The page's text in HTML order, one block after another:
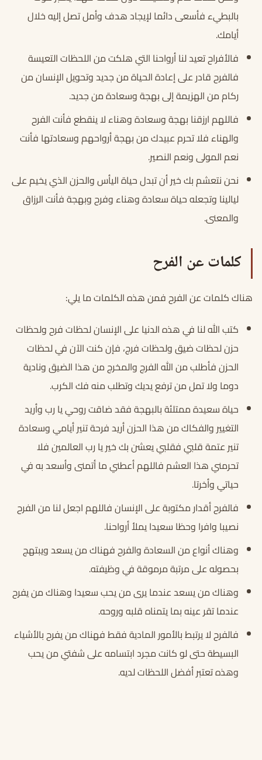
بالبطيء فأسعى دائما لإيجاد هدف وأمل تصل إليه خلال
أيامك.
فالأفراح تعيد لنا أرواحنا التي هلكت من اللحظات التعيسة
فالفرح قادر على إعادة الحياة من جديد وتحويل الإنسان من
ركام من الهزيمة إلى بهجة وسعادة من جديد.
فاللهم ارزقنا بهجة وسعادة وهناء لا ينقطع فأنت الفرح
والهناء فلا تحرم عبيدك من بهجة أرواحهم وسعادتها فأنت
نعم المولى ونعم النصير.
نحن نتعشم بك خير أن تبدل حياة اليأس والحزن الذي يخيم على
ليالينا وتجعله حياة سعادة وهناء وفرح وبهجة فأنت الرزاق
والمعنى.
كلمات عن الفرح
هناك كلمات عن الفرح فمن هذه الكلمات ما يلي:
كتب الله لنا في هذه الدنيا على الإنسان لحظات فرح ولحظات
حزن لحظات ضيق ولحظات فرج، فإن كنت الآن في لحظات
الحزن فأطلب من الله الفرج والمخرج من هذا الضيق ونادية
دوما ولا تمل من ترفع يديك وتطلب منه فك الكرب.
حياة سعيدة ممتلئة بالبهجة فقد ضاقت روحي يا رب وأريد
التغيير والفكاك من هذا الحزن أريد فرحة تنير أيامي وسعادة
تنير عتمة قلبي فقلبي يعشن بك خير يا رب العالمين فلا
تحرمني هذا العشم فاللهم أعطني ما أتمنى وأسعد به في
حياتي وأخرتا.
فالفرح أقدار مكتوبة على الإنسان فاللهم اجعل لنا من الفرح
نصيبا وافرا وحظا سعيدا يملأ أرواحنا.
وهناك أنواع من السعادة والفرح فهناك من يسعد ويبتهج
بحصوله على مرتبة مرموقة في وظيفته.
وهناك من يسعد عندما يرى من يحب سعيدا وهناك من يفرح
عندما تقر عينه بما يتمناه قلبه وروحه.
فالفرح لا يرتبط بالأمور المادية فقط فهناك من يفرح بالأشياء
البسيطة حتى لو كانت مجرد ابتسامه على شفتي من يحب
وهذه تعتبر أفضل اللحظات لديه.